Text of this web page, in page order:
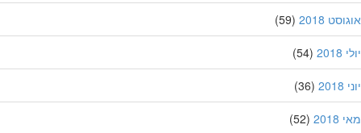
2018
(59)
(54)
(36)
(52)